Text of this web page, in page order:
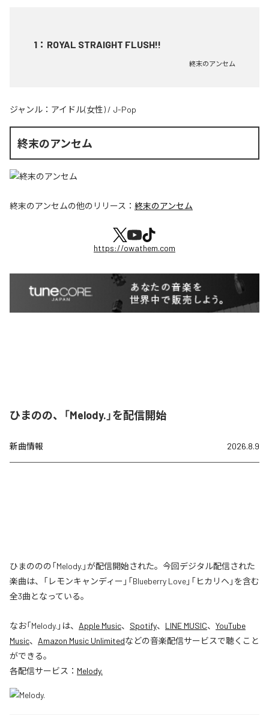
1 ： ROYAL STRAIGHT FLUSH!!
終末のアンセム
ジャンル： アイドル(女性) / J-Pop
終末のアンセム
終末のアンセムの他のリリース： 終末のアンセム
https://owathem.com
ひまのの、「Melody.」を配信開始
新曲情報 2026.8.9
ひまののの「Melody.」が配信開始された。今回デジタル配信された
楽曲は、「レモンキャンディー」「Blueberry Love」「ヒカリヘ」を含む
全3曲となっている。
なお「Melody. 」は、 Apple Music、 Spotify、 LINE MUSIC、 YouTube
Music、 Amazon Music Unlimitedなどの音楽配信サービスで聴くこと
ができる。
各配信サービス： Melody.